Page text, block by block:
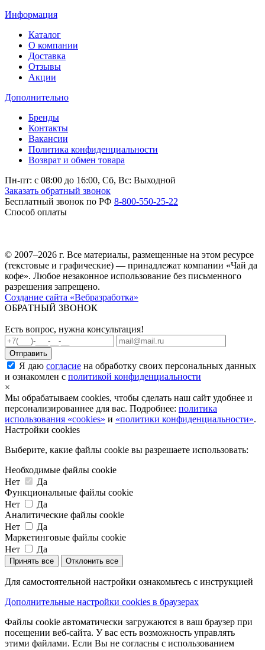
Информация
Каталог
О компании
Доставка
Отзывы
Акции
Дополнительно
Бренды
Контакты
Вакансии
Политика конфиденциальности
Возврат и обмен товара
Пн-пт: c 08:00 до 16:00, Сб, Вс: Выходной
Заказать обратный звонок
Бесплатный звонок по РФ 8-800-550-25-22
Способ оплаты
© 2007–2026 г. Все материалы, размещенные на этом ресурсе
(текстовые и графические) — принадлежат компании «Чай да
кофе». Любое незаконное использование без письменного
разрешения запрещено.
Создание сайта «Вебразработка»
ОБРАТНЫЙ ЗВОНОК
Есть вопрос, нужна консультация!
Я даю согласие на обработку своих персональных данных
и ознакомлен с политикой конфиденциальности
×
Мы обрабатываем cookies, чтобы сделать наш сайт удобнее и
персонализированнее для вас. Подробнее: политика
использования «cookies» и «политики конфиденциальности».
Настройки cookies
Выберите, какие файлы cookie вы разрешаете использовать:
Необходимые файлы cookie
Нет
Да
Функциональные файлы cookie
Нет
Да
Аналитические файлы cookie
Нет
Да
Маркетинговые файлы cookie
Нет
Да
Принять все Отклонить все
Для самостоятельной настройки ознакомьтесь с инструкцией
Дополнительные настройки cookies в браузерах
Файлы cookie автоматически загружаются в ваш браузер при
посещении веб-сайта. У вас есть возможность управлять
этими файлами. Если Вы не согласны с использованием